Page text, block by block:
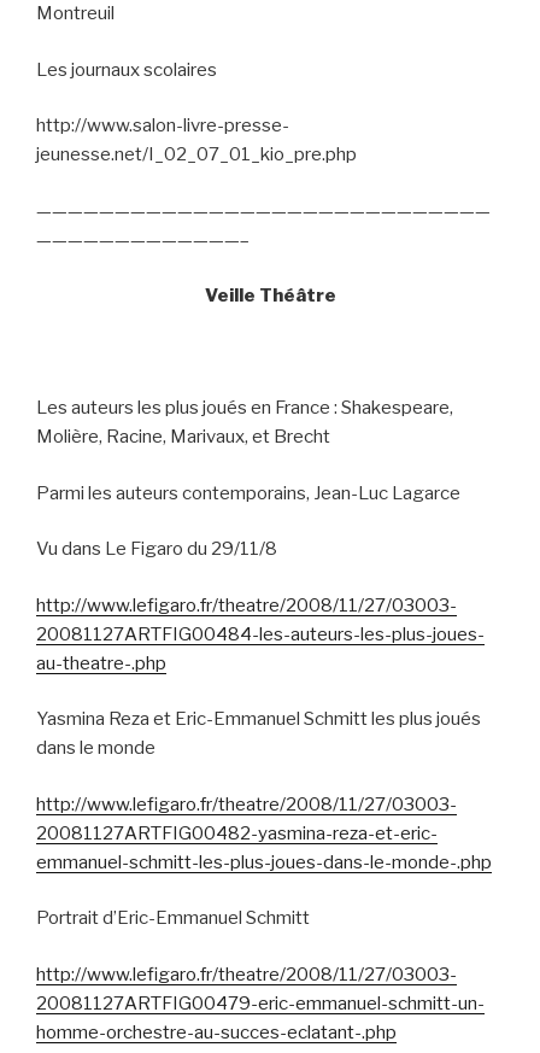
Montreuil
Les journaux scolaires
http://www.salon-livre-presse-
jeunesse.net/I_02_07_01_kio_pre.php
—————————————————————————————
—————————————–
Veille Théâtre
Les auteurs les plus joués en France : Shakespeare,
Molière, Racine, Marivaux, et Brecht
Parmi les auteurs contemporains, Jean-Luc Lagarce
Vu dans Le Figaro du 29/11/8
http://www.lefigaro.fr/theatre/2008/11/27/03003-
20081127ARTFIG00484-les-auteurs-les-plus-joues-
au-theatre-.php
Yasmina Reza et Eric-Emmanuel Schmitt les plus joués
dans le monde
http://www.lefigaro.fr/theatre/2008/11/27/03003-
20081127ARTFIG00482-yasmina-reza-et-eric-
emmanuel-schmitt-les-plus-joues-dans-le-monde-.php
Portrait d’Eric-Emmanuel Schmitt
http://www.lefigaro.fr/theatre/2008/11/27/03003-
20081127ARTFIG00479-eric-emmanuel-schmitt-un-
homme-orchestre-au-succes-eclatant-.php